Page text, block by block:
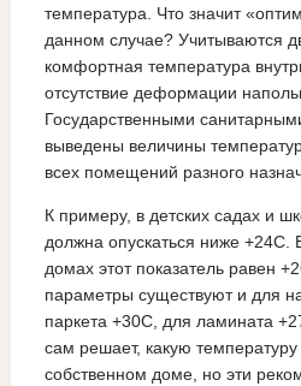
температура. Что значит
данном случае? Учитываются
комфортная температура
отсутствие деформации
Государственными
выведены величины
всех помещений разного
К примеру, в детских садах и
должна опускаться ниже +24С.
домах этот показатель равен
параметры существуют и для
паркета +30С, для ламината
сам решает, какую
собственном доме, но эти